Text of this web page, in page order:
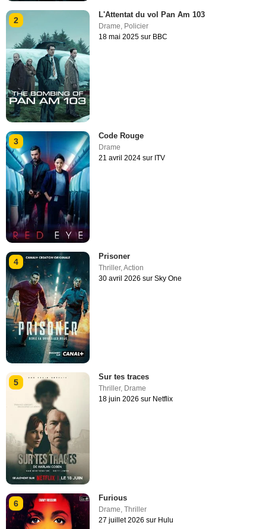
2
L'Attentat du vol Pan Am 103
Drame, Policier
18 mai 2025 sur BBC
3
Code Rouge
Drame
21 avril 2024 sur ITV
4
Prisoner
Thriller,Action
30 avril 2026 sur Sky One
5
Sur tes traces
Thriller, Drame
18 juin 2026 sur Netflix
6
Furious
Drame ,Thriller
27 juillet 2026 sur Hulu